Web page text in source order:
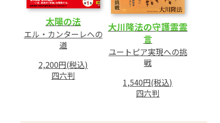
あとがき
太陽の法
エル・カンターレへの
道
2,200円(税込)
四六判
大川隆法の守護霊霊
言
ユートピア実現への挑
戦
1,540円(税込)
四六判